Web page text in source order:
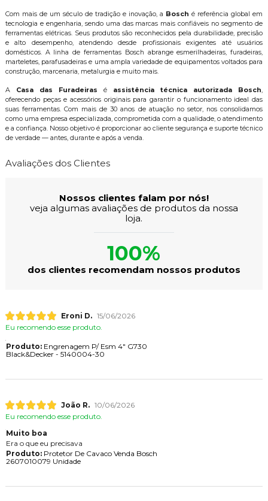
Com mais de um século de tradição e inovação, a Bosch é referência global em
tecnologia e engenharia, sendo uma das marcas mais confiáveis no segmento de
ferramentas elétricas. Seus produtos são reconhecidos pela durabilidade, precisão
e alto desempenho, atendendo desde profissionais exigentes até usuários
domésticos. A linha de ferramentas Bosch abrange esmerilhadeiras, furadeiras,
marteletes, parafusadeiras e uma ampla variedade de equipamentos voltados para
construção, marcenaria, metalurgia e muito mais.
A Casa das Furadeiras é assistência técnica autorizada Bosch,
oferecendo peças e acessórios originais para garantir o funcionamento ideal das
suas ferramentas. Com mais de 30 anos de atuação no setor, nos consolidamos
como uma empresa especializada, comprometida com a qualidade, o atendimento
e a confiança. Nosso objetivo é proporcionar ao cliente segurança e suporte técnico
de verdade — antes, durante e após a venda.
Avaliações dos Clientes
Nossos clientes falam por nós!
veja algumas avaliações de produtos da nossa
loja.
100%
dos clientes recomendam nossos produtos
Eroni D. 15/06/2026
Eu recomendo esse produto.
Produto:Engrenagem P/ Esm 4" G730
Black&Decker - 5140004-30
João R. 10/06/2026
Eu recomendo esse produto.
Muito boa
Era o que eu precisava
Produto:Protetor De Cavaco Venda Bosch
2607010079 Unidade